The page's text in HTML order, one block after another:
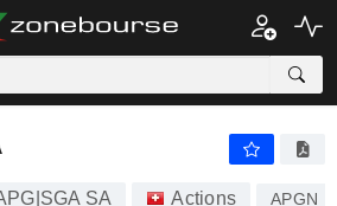
SA Actions APGN